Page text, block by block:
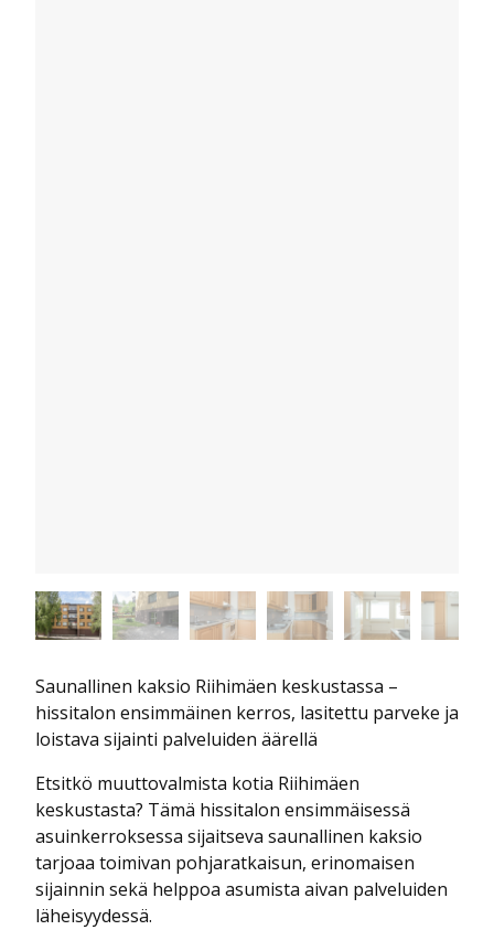
Saunallinen kaksio Riihimäen keskustassa –
hissitalon ensimmäinen kerros, lasitettu parveke ja
loistava sijainti palveluiden äärellä
Etsitkö muuttovalmista kotia Riihimäen
keskustasta? Tämä hissitalon ensimmäisessä
asuinkerroksessa sijaitseva saunallinen kaksio
tarjoaa toimivan pohjaratkaisun, erinomaisen
sijainnin sekä helppoa asumista aivan palveluiden
läheisyydessä.